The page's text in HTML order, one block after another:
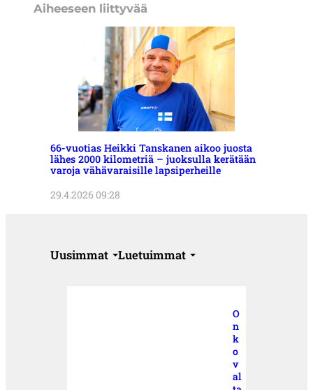
Aiheeseen liittyvää
66-vuotias Heikki Tanskanen aikoo juosta
lähes 2000 kilometriä – juoksulla kerätään
varoja vähävaraisille lapsiperheille
29.4.2026 09:28
Uusimmat Luetuimmat
O
n
k
o
v
al